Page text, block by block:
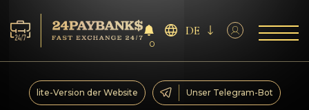
Services
0
DE
lite-Version der Website Unser Telegram-Bot